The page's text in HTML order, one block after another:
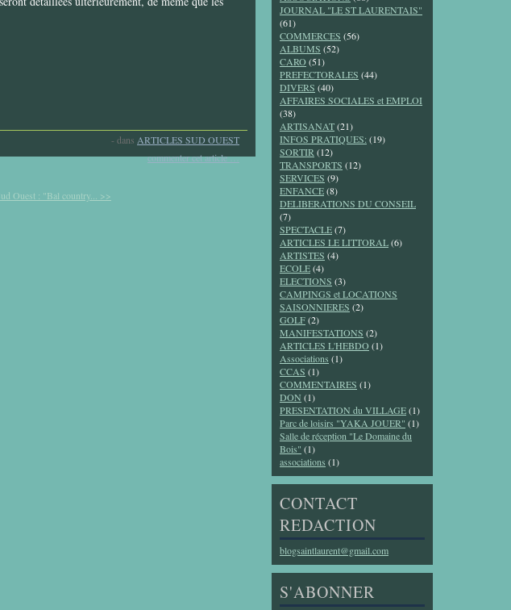
- dans ARTICLES SUD OUEST
commenter cet article…
Ouest : "Bal country... >>
JOURNAL "LE ST LAURENTAIS"
(61)
COMMERCES (56)
ALBUMS (52)
CARO (51)
PREFECTORALES (44)
DIVERS (40)
AFFAIRES SOCIALES et EMPLOI
(38)
ARTISANAT(21)
INFOS PRATIQUES: (19)
SORTIR (12)
TRANSPORTS (12)
SERVICES (9)
ENFANCE(8)
DELIBERATIONS DU CONSEIL
(7)
SPECTACLE(7)
ARTICLES LE LITTORAL(6)
ARTISTES (4)
ECOLE(4)
ELECTIONS (3)
CAMPINGS et LOCATIONS
SAISONNIERES (2)
GOLF(2)
MANIFESTATIONS (2)
ARTICLES L'HEBDO (1)
Associations (1)
CCAS (1)
COMMENTAIRES (1)
DON (1)
PRESENTATION du VILLAGE(1)
Parc de loisirs "YAKA JOUER" (1)
Salle de réception "Le Domaine du
Bois" (1)
associations (1)
CONTACT
REDACTION
blogsaintlaurent@gmail.com
S'ABONNER